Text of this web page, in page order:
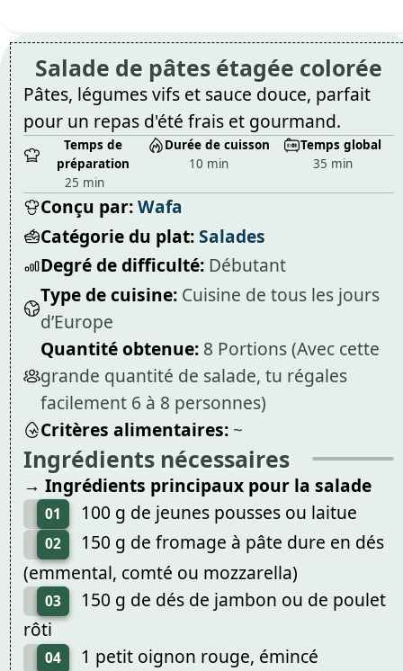
Salade de pâtes étagée colorée
Pâtes, légumes vifs et sauce douce, parfait
pour un repas d'été frais et gourmand.
Temps de
préparation
25 min
Durée de cuisson
10 min
Temps global
35 min
Conçu par:Wafa
Catégorie du plat:Salades
Degré de difficulté: Débutant
Type de cuisine: Cuisine de tous les jours
d’Europe
Quantité obtenue: 8 Portions (Avec cette
grande quantité de salade, tu régales
facilement 6 à 8 personnes)
Critères alimentaires: ~
Ingrédients nécessaires
→ Ingrédients principaux pour la salade
01 100 g de jeunes pousses ou laitue
02
150 g de fromage à pâte dure en dés
(emmental, comté ou mozzarella)
03
150 g de dés de jambon ou de poulet
rôti
04
1 petit oignon rouge, émincé